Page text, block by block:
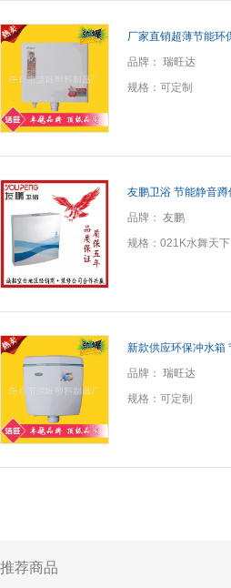
品牌： 瑞旺达
规格： 可定制
品牌： 友鹏
规格： 021K水舞天下
品牌： 瑞旺达
规格： 可定制
推荐商品